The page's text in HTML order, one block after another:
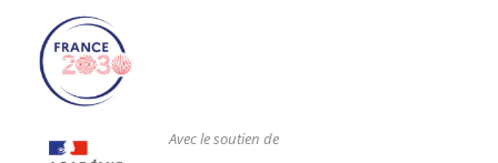
Avec le soutien de